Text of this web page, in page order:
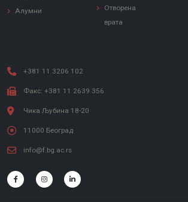
Алумни
Отворена
врата
+381 11 3206 102
Факс: +381 11 2639 356
Чика Љубина 18-20
11000 Београд
info@f.bg.ac.rs